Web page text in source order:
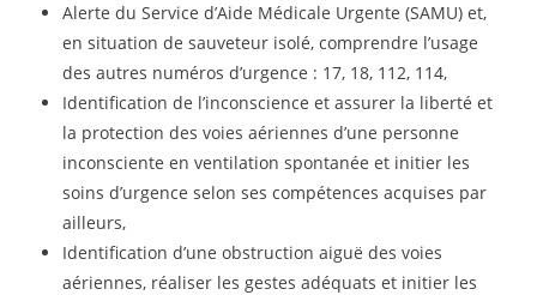
Alerte du Service d’Aide Médicale Urgente (SAMU) et,
en situation de sauveteur isolé, comprendre l’usage
des autres numéros d’urgence : 17, 18, 112, 114,
Identification de l’inconscience et assurer la liberté et
la protection des voies aériennes d’une personne
inconsciente en ventilation spontanée et initier les
soins d’urgence selon ses compétences acquises par
ailleurs,
Identification d’une obstruction aiguë des voies
aériennes, réaliser les gestes adéquats et initier les